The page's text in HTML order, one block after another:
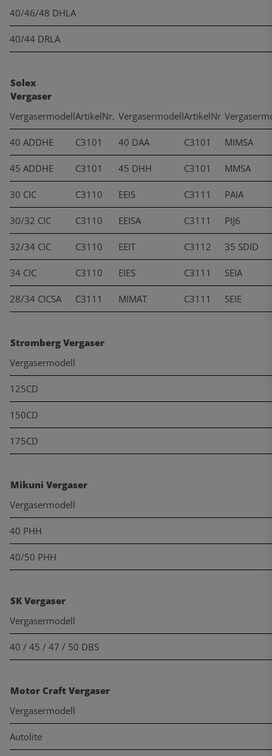
40/46/48 DHLA
40/44 DRLA
Solex
Vergaser
VergasermodellArtikelNr. VergasermodellArtikelNr
40 ADDHE C3101 40 DAA C3101 MIMSA
45 ADDHE C3101 45 DHH C3101 MMSA
30 CIC C3110 EEIS C3111 PAIA
30/32 CIC C3110 EEISA C3111 PIJ6
32/34 CIC C3110 EEIT C3112 35 SDID
34 CIC C3110 EIES C3111 SEIA
28/34 CICSA C3111 MIMAT C3111 SEIE
Stromberg Vergaser
Vergasermodell
125CD
150CD
175CD
Mikuni Vergaser
Vergasermodell
40 PHH
40/50 PHH
SK Vergaser
Vergasermodell
40 / 45 / 47 / 50 DBS
Motor Craft Vergaser
Vergasermodell
Autolite